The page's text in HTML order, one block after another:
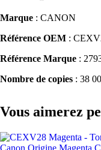
Marque : CANON
Référence OEM :
Référence Marque :
Nombre de copies : 38
Vous aimerez